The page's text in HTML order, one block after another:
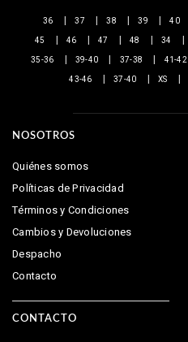
36 37 38 39 40
45
46 47 48 34
35-36
39-40 37-38 41-42
43-46
37-40 XS
NOSOTROS
Quiénes somos
Políticas de Privacidad
Términos y Condiciones
Cambios y Devoluciones
Despacho
Contacto
CONTACTO